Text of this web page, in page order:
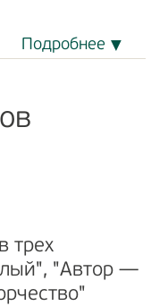
Подробнее
трех
"Автор —